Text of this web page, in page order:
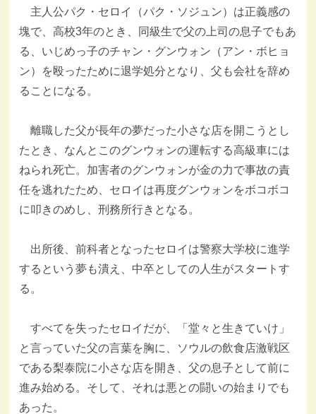
主人公パク・セロイ（パク・ソジュン）は正義感の
塊で、高校3年のとき、同級生で父の上司の息子でもあ
る、いじめっ子のチャン・グンウォン（アン・ボヒョ
ン）を殴ったために退学処分となり、父も会社を辞め
ることになる。
離職した父が長年の夢だった小さな店を開こうとし
たとき、なんとこのグンウォンの運転する高級車には
ねられ死亡。加害者のグンウォンが金の力で事故の責
任を逃れたため、セロイは再度グンウォンをボコボコ
に叩きのめし、刑務所行きとなる。
出所後、前科者となったセロイは警察大学校に進学
するという夢も潰え、中卒としての人生がスタートす
る。
すべてを失ったセロイだが、「堂々と生きていけ」
と言っていた父の言葉を胸に、ソウルの飲食店激戦区
である梨泰院に小さな店を開き、父の息子として前に
進み始める。そして、それは悪との闘いの始まりでも
あった。